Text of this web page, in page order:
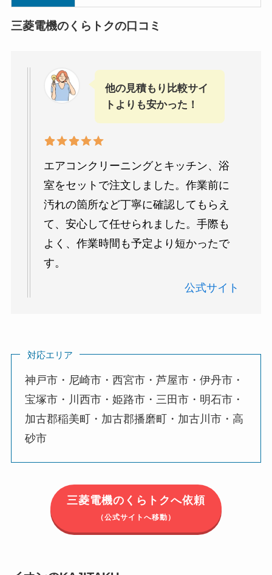
三菱電機のくらトクの口コミ
他の見積もり比較サイ
トよりも安かった！
エアコンクリーニングとキッチン、浴
室をセットで注文しました。作業前に
汚れの箇所など丁寧に確認してもらえ
て、安心して任せられました。手際も
よく、作業時間も予定より短かったで
す。
公式サイト
対応エリア
神戸市・尼崎市・西宮市・芦屋市・伊丹市・
宝塚市・川西市・姫路市・三田市・明石市・
加古郡稲美町・加古郡播磨町・加古川市・高
砂市
三菱電機のくらトクへ依頼
（公式サイトへ移動）